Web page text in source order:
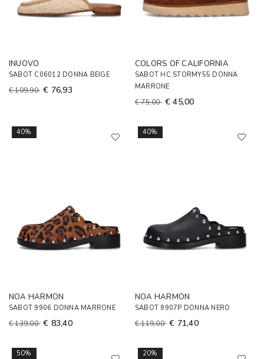
INUOVO
SABOT C06012 DONNA BEIGE
€ 109,90 € 76,93
COLORS OF CALIFORNIA
SABOT HC.STORMY55 DONNA
MARRONE
€ 75,00 € 45,00
40%
NOA HARMON
SABOT 9906 DONNA MARRONE
€ 139,00 € 83,40
40%
NOA HARMON
SABOT 9907P DONNA NERO
€ 119,00 € 71,40
50% 20%